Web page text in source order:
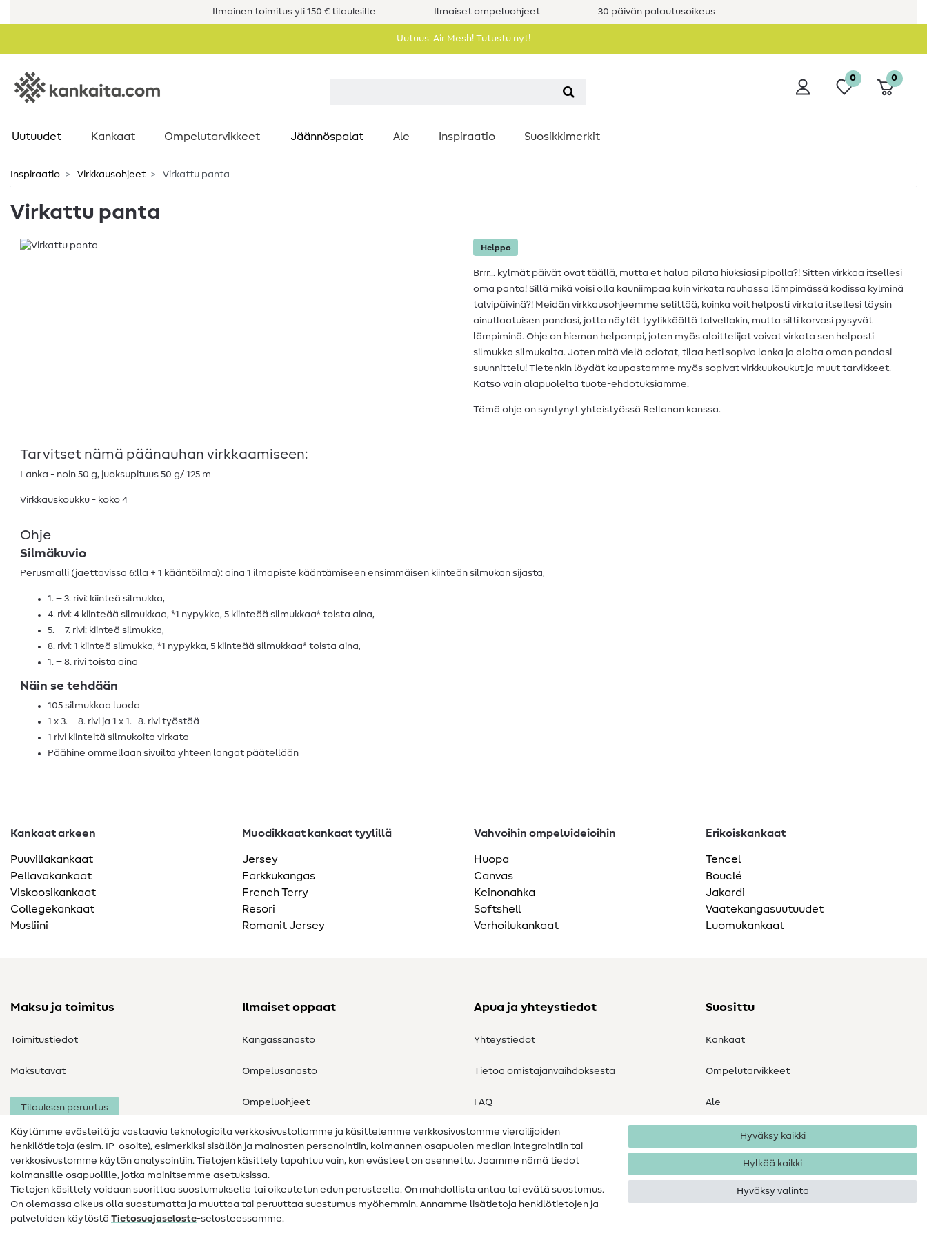
Ilmainen toimitus yli 150 € tilauksille Ilmaiset ompeluohjeet 30 päivän palautusoikeus
Uutuus: Air Mesh! Tutustu nyt!
0 0
Uutuudet Kankaat Ompelutarvikkeet Jäännöspalat Ale Inspiraatio Suosikkimerkit
Inspiraatio Virkkausohjeet Virkattu panta
Virkattu panta
Helppo
Brrr... kylmät päivät ovat täällä, mutta et halua pilata hiuksiasi pipolla?! Sitten virkkaa itsellesi
oma panta! Sillä mikä voisi olla kauniimpaa kuin virkata rauhassa lämpimässä kodissa kylminä
talvipäivinä?! Meidän virkkausohjeemme selittää, kuinka voit helposti virkata itsellesi täysin
ainutlaatuisen pandasi, jotta näytät tyylikkäältä talvellakin, mutta silti korvasi pysyvät
lämpiminä. Ohje on hieman helpompi, joten myös aloittelijat voivat virkata sen helposti
silmukka silmukalta. Joten mitä vielä odotat, tilaa heti sopiva lanka ja aloita oman pandasi
suunnittelu! Tietenkin löydät kaupastamme myös sopivat virkkuukoukut ja muut tarvikkeet.
Katso vain alapuolelta tuote-ehdotuksiamme.
Tämä ohje on syntynyt yhteistyössä Rellanan kanssa.
Tarvitset nämä päänauhan virkkaamiseen:
Lanka - noin 50 g, juoksupituus 50 g/ 125 m
Virkkauskoukku - koko 4
Ohje
Silmäkuvio
Perusmalli (jaettavissa 6:lla + 1 kääntöilma): aina 1 ilmapiste kääntämiseen ensimmäisen kiinteän silmukan sijasta,
1. – 3. rivi: kiinteä silmukka,
4. rivi: 4 kiinteää silmukkaa, *1 nypykka, 5 kiinteää silmukkaa* toista aina,
5. – 7. rivi: kiinteä silmukka,
8. rivi: 1 kiinteä silmukka, *1 nypykka, 5 kiinteää silmukkaa* toista aina,
1. – 8. rivi toista aina
Näin se tehdään
105 silmukkaa luoda
1 x 3. – 8. rivi ja 1 x 1. -8. rivi työstää
1 rivi kiinteitä silmukoita virkata
Päähine ommellaan sivuilta yhteen langat päätellään
Kankaat arkeen
Puuvillakankaat
Pellavakankaat
Viskoosikankaat
Collegekankaat
Musliini
Muodikkaat kankaat tyylillä
Jersey
Farkkukangas
French Terry
Resori
Romanit Jersey
Vahvoihin ompeluideioihin
Huopa
Canvas
Keinonahka
Softshell
Verhoilukankaat
Erikoiskankaat
Tencel
Bouclé
Jakardi
Vaatekangasuutuudet
Luomukankaat
Maksu ja toimitus
Toimitustiedot
Maksutavat
Tilauksen peruutus
Ilmaiset oppaat
Kangassanasto
Ompelusanasto
Ompeluohjeet
Apua ja yhteystiedot
Yhteystiedot
Tietoa omistajanvaihdoksesta
FAQ
Peruutusoikeus
Suosittu
Kankaat
Ompelutarvikkeet
Ale
Käytämme evästeitä ja vastaavia teknologioita verkkosivustollamme ja käsittelemme verkkosivustomme vierailijoiden
henkilötietoja (esim. IP-osoite), esimerkiksi sisällön ja mainosten personointiin, kolmannen osapuolen median integrointiin tai
verkkosivustomme käytön analysointiin. Tietojen käsittely tapahtuu vain, kun evästeet on asennettu. Jaamme nämä tiedot
kolmansille osapuolille, jotka mainitsemme asetuksissa.
Tietojen käsittely voidaan suorittaa suostumuksella tai oikeutetun edun perusteella. On mahdollista antaa tai evätä suostumus.
On olemassa oikeus olla suostumatta ja muuttaa tai peruuttaa suostumus myöhemmin. Annamme lisätietoja henkilötietojen ja
palveluiden käytöstä Tietosuojaseloste-selosteessamme.
Hyväksy kaikki
Hylkää kaikki
Hyväksy valinta